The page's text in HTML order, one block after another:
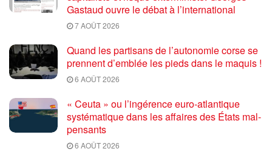
Gastaud ouvre le débat à l’international
7 AOÛT 2026
Quand les partisans de l’autonomie corse se
prennent d’emblée les pieds dans le maquis !
6 AOÛT 2026
« Ceuta » ou l’ingérence euro-atlantique
systématique dans les affaires des États mal-
pensants
6 AOÛT 2026